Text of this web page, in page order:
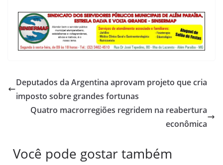
Deputados da Argentina aprovam projeto que cria
imposto sobre grandes fortunas
Quatro macrorregiões regridem na reabertura
econômica
Você pode gostar também